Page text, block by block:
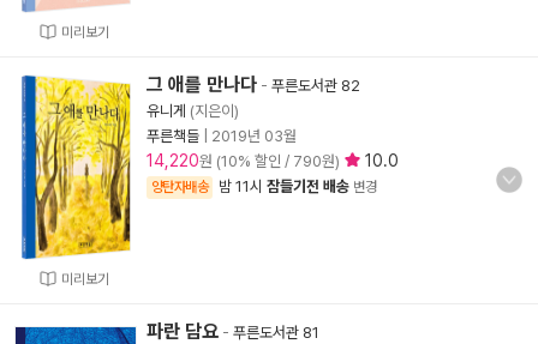
미리보기
미리보기
그 애를 만나다 - 푸른도서관 82
유니게 (지은이)
푸른책들
2019년 03월
14,220원 (10% 할인 / 790원) 10.0
양탄자배송 밤 11시 잠들기전 배송 변경
파란 담요 - 푸른도서관 81